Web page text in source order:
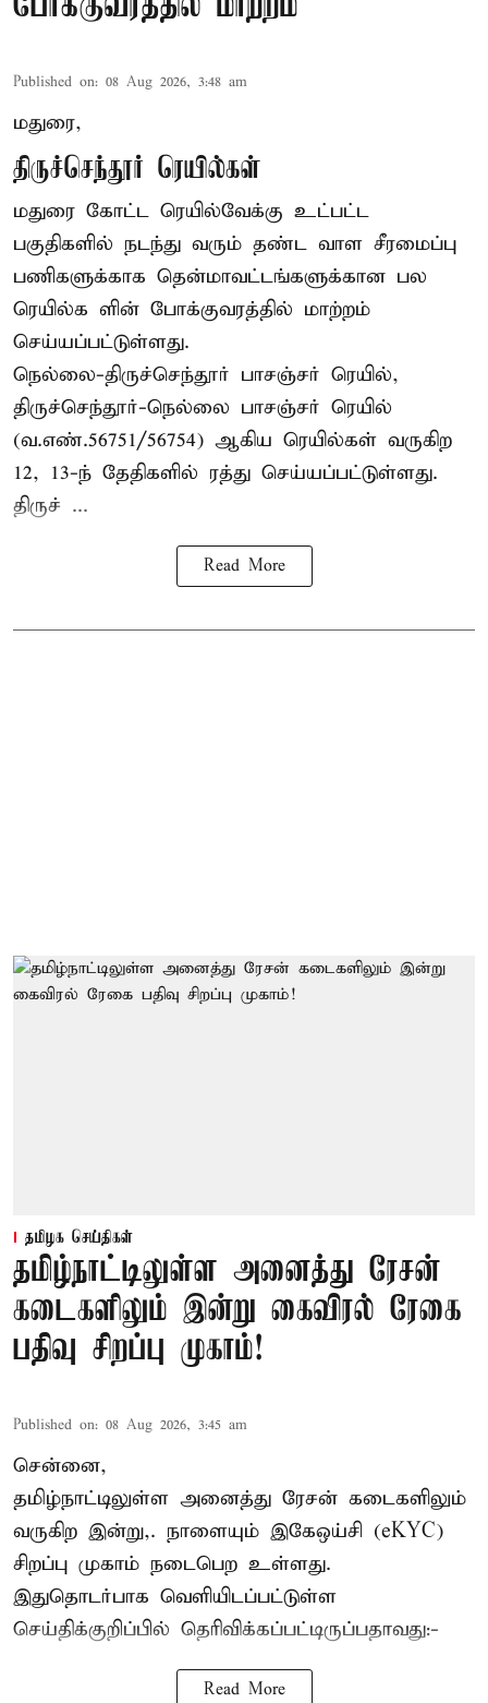
Published on: 08 Aug 2026, 3:48 am
மதுரை,
திருச்செந்தூர் ரெயில்கள்
மதுரை கோட்ட ரெயில்வேக்கு உட்பட்ட
பகுதிகளில் நடந்து வரும் தண்ட வாள சீரமைப்பு
பணிகளுக்காக தென்மாவட்டங்களுக்கான பல
ரெயில்க ளின் போக்குவரத்தில் மாற்றம்
செய்யப்பட்டுள்ளது.
நெல்லை-திருச்செந்தூர் பாசஞ்சர் ரெயில்,
திருச்செந்தூர்-நெல்லை பாசஞ்சர் ரெயில்
(வ.எண்.56751/56754) ஆகிய ரெயில்கள் வருகிற
12, 13-ந் தேதிகளில் ரத்து செய்யப்பட்டுள்ளது.
திருச் ...
Read More
தமிழக செய்திகள்
தமிழ்நாட்டிலுள்ள அனைத்து ரேசன்
கடைகளிலும் இன்று கைவிரல் ரேகை
பதிவு சிறப்பு முகாம்!
Published on: 08 Aug 2026, 3:45 am
சென்னை,
தமிழ்நாட்டிலுள்ள அனைத்து ரேசன் கடைகளிலும்
வருகிற இன்று,. நாளையும் இகேஒய்சி (eKYC)
சிறப்பு முகாம் நடைபெற உள்ளது.
இதுதொடர்பாக வெளியிடப்பட்டுள்ள
செய்திக்குறிப்பில் தெரிவிக்கப்பட்டிருப்பதாவது:-
Read More